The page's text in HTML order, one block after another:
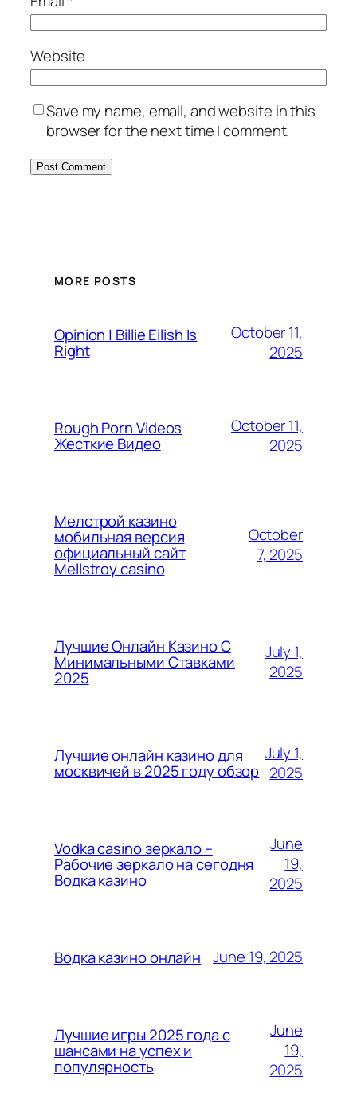
Website
Save my name, email, and website in this
browser for the next time I comment.
MORE POSTS
Opinion | Billie Eilish Is
Right
October 11,
2025
Rough Porn Videos
Жесткие Видео
October 11,
2025
Мелстрой казино
мобильная версия
официальный сайт
Mellstroy casino
October
7, 2025
Лучшие Онлайн Казино С
Минимальными Ставками
2025
July 1,
2025
Лучшие онлайн казино для
москвичей в 2025 году обзор
July 1,
2025
Vodka casino зеркало –
Рабочие зеркало на сегодня
Водка казино
June
19,
2025
Водка казино онлайн June 19, 2025
Лучшие игры 2025 года с
шансами на успех и
популярность
June
19,
2025